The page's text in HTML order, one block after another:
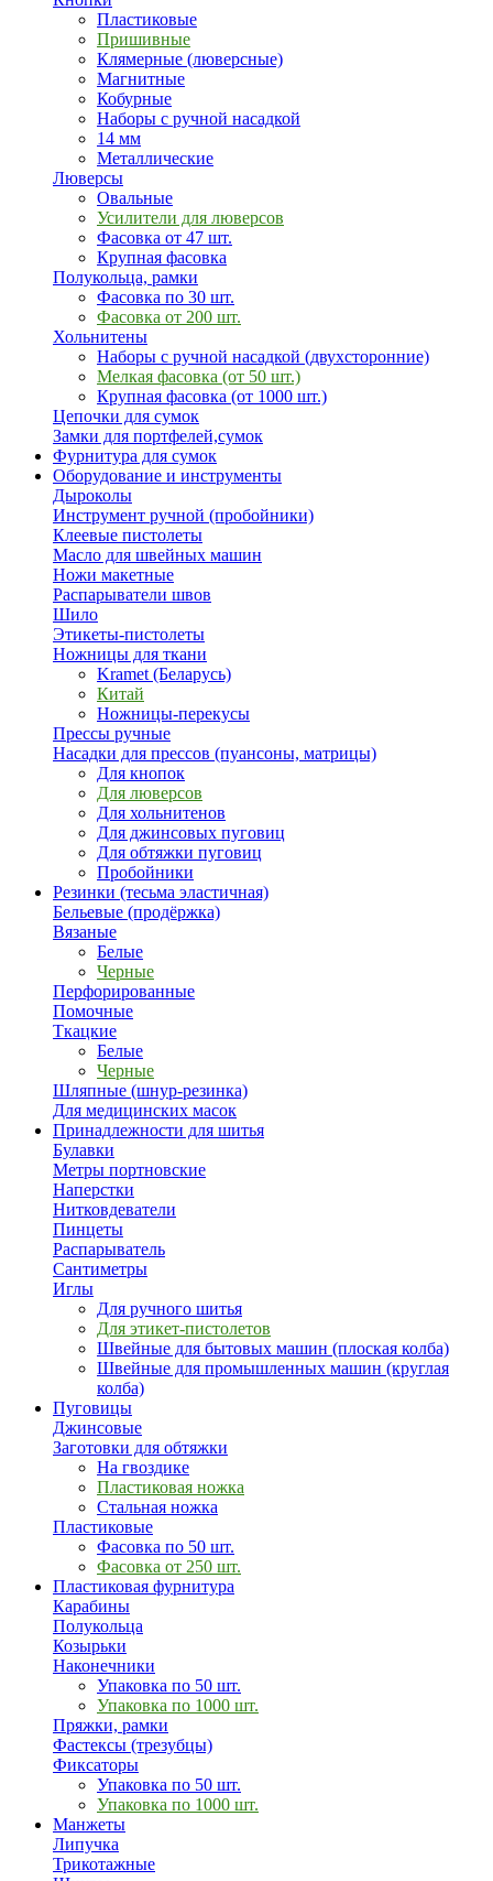
Пластиковые
Пришивные
Клямерные (люверсные)
Магнитные
Кобурные
Наборы с ручной насадкой
14 мм
Металлические
Люверсы
Овальные
Усилители для люверсов
Фасовка от 47 шт.
Крупная фасовка
Полукольца, рамки
Фасовка по 30 шт.
Фасовка от 200 шт.
Хольнитены
Наборы с ручной насадкой (двухсторонние)
Мелкая фасовка (от 50 шт.)
Крупная фасовка (от 1000 шт.)
Цепочки для сумок
Замки для портфелей,сумок
Фурнитура для сумок
Оборудование и инструменты
Дыроколы
Инструмент ручной (пробойники)
Клеевые пистолеты
Масло для швейных машин
Ножи макетные
Распарыватели швов
Шило
Этикеты-пистолеты
Ножницы для ткани
Kramet (Беларусь)
Китай
Ножницы-перекусы
Прессы ручные
Насадки для прессов (пуансоны, матрицы)
Для кнопок
Для люверсов
Для хольнитенов
Для джинсовых пуговиц
Для обтяжки пуговиц
Пробойники
Резинки (тесьма эластичная)
Бельевые (продёржка)
Вязаные
Белые
Черные
Перфорированные
Помочные
Ткацкие
Белые
Черные
Шляпные (шнур-резинка)
Для медицинских масок
Принадлежности для шитья
Булавки
Метры портновские
Наперстки
Нитковдеватели
Пинцеты
Распарыватель
Сантиметры
Иглы
Для ручного шитья
Для этикет-пистолетов
Швейные для бытовых машин (плоская колба)
Швейные для промышленных машин (круглая
колба)
Пуговицы
Джинсовые
Заготовки для обтяжки
На гвоздике
Пластиковая ножка
Стальная ножка
Пластиковые
Фасовка по 50 шт.
Фасовка от 250 шт.
Пластиковая фурнитура
Карабины
Полукольца
Козырьки
Наконечники
Упаковка по 50 шт.
Упаковка по 1000 шт.
Пряжки, рамки
Фастексы (трезубцы)
Фиксаторы
Упаковка по 50 шт.
Упаковка по 1000 шт.
Манжеты
Липучка
Трикотажные